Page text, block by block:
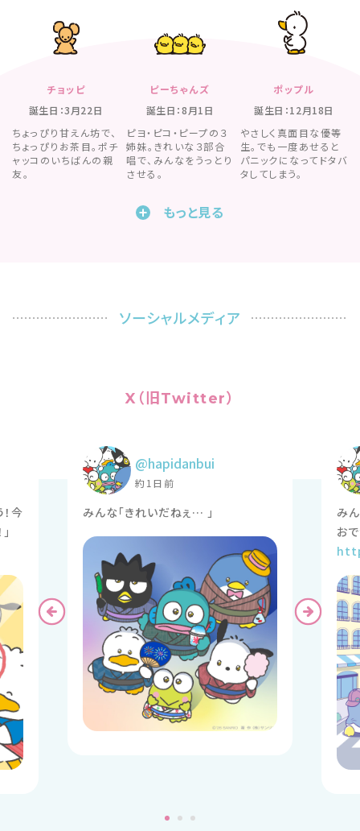
チョッピ
誕生日：3月22日
ちょっぴり甘えん坊で、
ちょっぴりお茶目。ポチ
ャッコのいちばんの親
友。
ピーちゃんズ
誕生日：8月1日
ピヨ・ピコ・ピープの３
姉妹。きれいな３部合
唱で、みんなをうっとり
させる。
ポップル
誕生日：12月18日
やさしく真面目な優等
生。でも一度あせると
パニックになってドタバ
タしてしまう。
もっと見る
ソーシャルメディア
X（旧Twitter）
今
@hapidanbui
約1日前
みんな「きれいだねぇ… 」 み